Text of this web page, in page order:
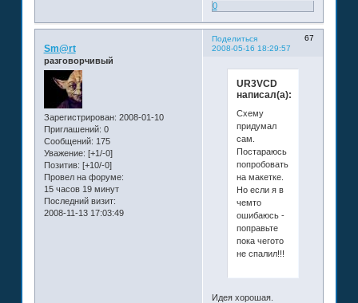
0
Поделиться
67
2008-05-16 18:29:57
Sm@rt
разговорчивый
Зарегистрирован: 2008-01-10
Приглашений: 0
Сообщений: 175
Уважение: [+1/-0]
Позитив: [+10/-0]
Провел на форуме:
15 часов 19 минут
Последний визит:
2008-11-13 17:03:49
UR3VCD
написал(а):
Схему
придумал
сам.
Постараюсь
попробовать
на макетке.
Но если я в
чемто
ошибаюсь -
поправьте
пока чегото
не спалил!!!
Идея хорошая.